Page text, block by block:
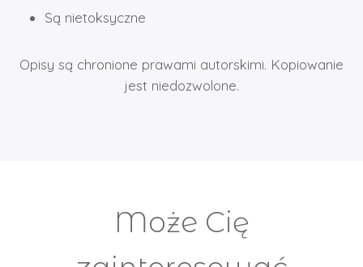
Są nietoksyczne
Opisy są chronione prawami autorskimi. Kopiowanie
jest niedozwolone.
Może Cię